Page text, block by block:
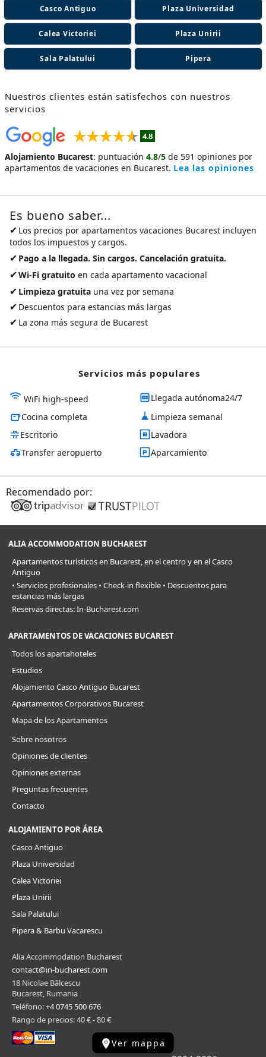
Casco Antiguo Plaza Universidad
Calea Victoriei Plaza Unirii
Sala Palatului Pipera
Nuestros clientes están satisfechos con nuestros
servicios
Alojamiento Bucarest: puntuación 4.8/5 de 591 opiniones por
apartamentos de vacaciones en Bucarest. Lea las opiniones
Es bueno saber...
✔ Los precios por apartamentos vacaciones Bucarest incluyen
todos los impuestos y cargos.
✔ Pago a la llegada. Sin cargos. Cancelación gratuita.
✔Wi-Fi gratuito en cada apartamento vacacional
✔ Limpieza gratuita una vez por semana
✔ Descuentos para estancias más largas
✔ La zona más segura de Bucarest
Servicios más populares
WiFi high-speed
Llegada autónoma24/7
Cocina completa
Limpieza semanal
Escritorio
Lavadora
Transfer aeropuerto
Aparcamiento
Recomendado por:
ALIA ACCOMMODATION BUCHAREST
Apartamentos turísticos en Bucarest, en el centro y en el Casco
Antiguo
• Servicios profesionales • Check-in flexible • Descuentos para
estancias más largas
Reservas directas: In-Bucharest.com
APARTAMENTOS DE VACACIONES BUCAREST
Todos los apartahoteles
Estudios
Alojamiento Casco Antiguo Bucarest
Apartamentos Corporativos Bucarest
Mapa de los Apartamentos
Sobre nosotros
Opiniones de clientes
Opiniones externas
Preguntas frecuentes
Contacto
ALOJAMIENTO POR ÁREA
Casco Antiguo
Plaza Universidad
Calea Victoriei
Plaza Unirii
Sala Palatului
Pipera & Barbu Vacarescu
Alia Accommodation Bucharest
contact@in-bucharest.com
18 Nicolae Bălcescu
Bucarest, Rumania
Teléfono:+4 0745 500 676
Rango de precios: 40 € - 80 €
Ver mappa